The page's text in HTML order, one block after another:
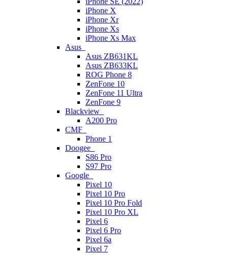
iPhone X
iPhone Xr
iPhone Xs
iPhone Xs Max
Asus
Asus ZB631KL
Asus ZB633KL
ROG Phone 8
ZenFone 10
ZenFone 11 Ultra
ZenFone 9
Blackview
A200 Pro
CMF
Phone 1
Doogee
S86 Pro
S97 Pro
Google
Pixel 10
Pixel 10 Pro
Pixel 10 Pro Fold
Pixel 10 Pro XL
Pixel 6
Pixel 6 Pro
Pixel 6a
Pixel 7